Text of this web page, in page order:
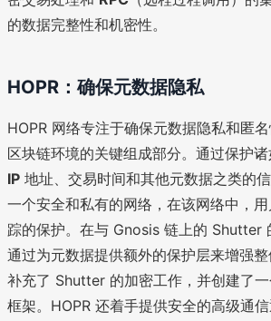
的数据完整性和机密性。
HOPR：确保元数据隐私
HOPR 网络专注于确保元数据隐私和匿
区块链环境的关键组成部分。通过保护
IP 地址、交易时间和其他元数据之类的
一个安全和私有的网络，在该网络中，
踪的保护。在与 Gnosis 链上的 Shutter
通过为元数据提供额外的保护层来增强
补充了 Shutter 的加密工作，并创建了
框架。HOPR 还着手提供安全的高级通